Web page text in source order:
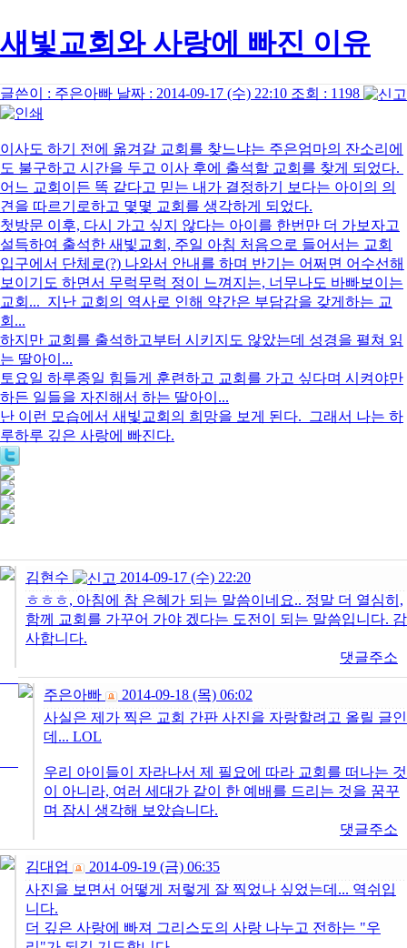
새빛교회와 사랑에 빠진 이유
글쓴이 : 주은아빠 날짜 : 2014-09-17 (수) 22:10 조회 : 1198
이사도 하기 전에 옮겨갈 교회를 찾느냐는 주은엄마의 잔소리에
도 불구하고 시간을 두고 이사 후에 출석할 교회를 찾게 되었다.
어느 교회이든 똑 같다고 믿는 내가 결정하기 보다는 아이의 의
견을 따르기로하고 몇몇 교회를 생각하게 되었다.
첫방문 이후, 다시 가고 싶지 않다는 아이를 한번만 더 가보자고
설득하여 출석한 새빛교회, 주일 아침 처음으로 들어서는 교회
입구에서 단체로(?) 나와서 안내를 하며 반기는 어쩌면 어수선해
보이기도 하면서 무럭무럭 정이 느껴지는, 너무나도 바빠보이는
교회... 지난 교회의 역사로 인해 약간은 부담감을 갖게하는 교
회...
하지만 교회를 출석하고부터 시키지도 않았는데 성경을 펼쳐 읽
는 딸아이...
토요일 하루종일 힘들게 훈련하고 교회를 가고 싶다며 시켜야만
하든 일들을 자진해서 하는 딸아이...
난 이런 모습에서 새빛교회의 희망을 보게 된다. 그래서 나는 하
루하루 깊은 사랑에 빠진다.
김현수
2014-09-17 (수) 22:20
ㅎㅎㅎ, 아침에 참 은혜가 되는 말씀이네요.. 정말 더 열심히,
함께 교회를 가꾸어 가야 겠다는 도전이 되는 말씀입니다. 감
사합니다.
댓글주소
주은아빠
2014-09-18 (목) 06:02
사실은 제가 찍은 교회 간판 사진을 자랑할려고 올릴 글인
데... LOL
우리 아이들이 자라나서 제 필요에 따라 교회를 떠나는 것
이 아니라, 여러 세대가 같이 한 예배를 드리는 것을 꿈꾸
며 잠시 생각해 보았습니다.
댓글주소
김대업
2014-09-19 (금) 06:35
사진을 보면서 어떻게 저렇게 잘 찍었나 싶었는데... 역쉬입
니다.
더 깊은 사랑에 빠져 그리스도의 사랑 나누고 전하는 "우